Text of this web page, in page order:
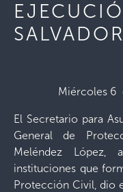
Miércoles 6
El Secretario para
General de
Meléndez López,
instituciones que
Protección Civil, dio